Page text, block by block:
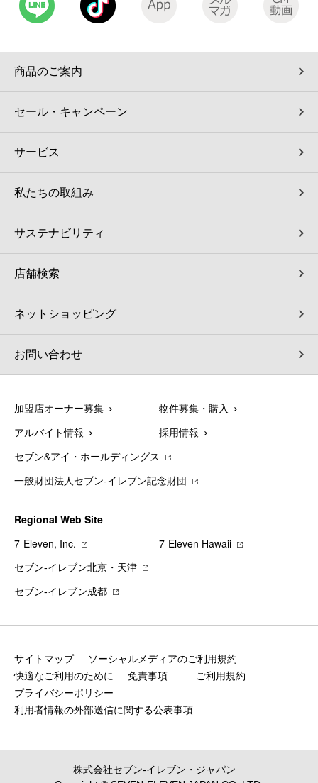
モバイルWi-Fiバッテリーシェアリング（店舗限定）
商品のご案内
セール・キャンペーン
サービス
私たちの取組み
サステナビリティ
店舗検索
ネットショッピング
お問い合わせ
加盟店オーナー募集 物件募集・購入
アルバイト情報 採用情報
セブン&アイ・ホールディングス
一般財団法人セブン-イレブン記念財団
Regional Web Site
7‐Eleven, Inc.
7‐Eleven Hawaii
セブン‐イレブン北京・天津
セブン‐イレブン成都
サイトマップ
ソーシャルメディアのご利用規約
快適なご利用のために
免責事項
ご利用規約
プライバシーポリシー
利用者情報の外部送信に関する公表事項
株式会社セブン‐イレブン・ジャパン